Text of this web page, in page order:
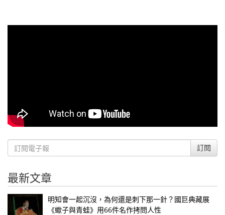
訂閱
最新文章
明知會一起沉沒，為何還是刺下那一針？國巨典藏展
《蠍子與青蛙》用66件名作拷問人性